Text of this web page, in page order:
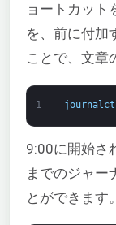
ョートカット
を、前に付加
ことで、文章
1
9:00に開始さ
までのジャー
とができます。